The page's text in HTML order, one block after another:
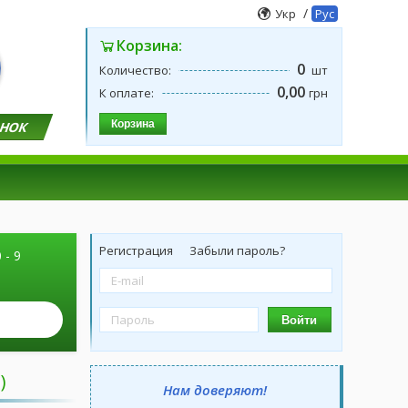
Укр / Рус
Корзина:
Количество: 0 шт
К оплате:
0,00 грн
Корзина
- 9
Регистрация Забыли пароль?
Войти
Нам доверяют!